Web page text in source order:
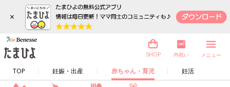
×
TOP 妊娠・出産 赤ちゃん・育児 妊活
SHOP 内祝い メニュー